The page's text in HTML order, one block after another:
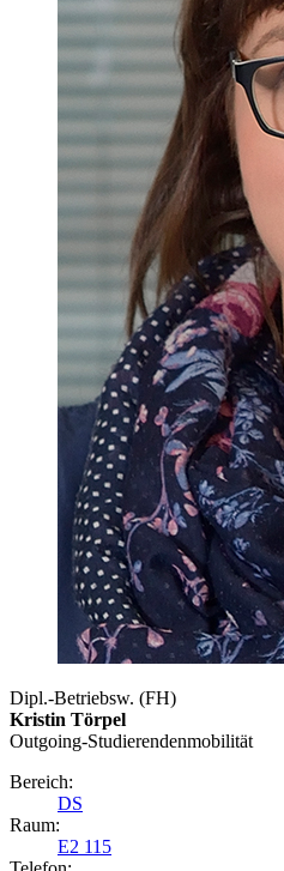
Dipl.-Betriebsw. (FH)
Kristin Törpel
Outgoing-Studierendenmobilität
Bereich:
DS
Raum:
E2 115